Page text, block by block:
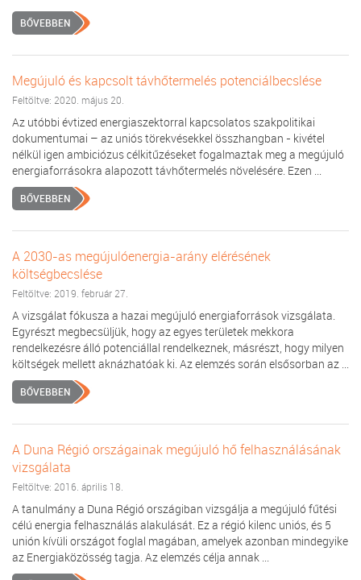
BŐVEBBEN
Megújuló és kapcsolt távhőtermelés potenciálbecslése
Feltöltve: 2020. május 20.
Az utóbbi évtized energiaszektorral kapcsolatos szakpolitikai
dokumentumai – az uniós törekvésekkel összhangban - kivétel
nélkül igen ambiciózus célkitűzéseket fogalmaztak meg a megújuló
energiaforrásokra alapozott távhőtermelés növelésére. Ezen ...
BŐVEBBEN
A 2030-as megújulóenergia-arány elérésének
költségbecslése
Feltöltve: 2019. február 27.
A vizsgálat fókusza a hazai megújuló energiaforrások vizsgálata.
Egyrészt megbecsüljük, hogy az egyes területek mekkora
rendelkezésre álló potenciállal rendelkeznek, másrészt, hogy milyen
költségek mellett aknázhatóak ki. Az elemzés során elsősorban az ...
BŐVEBBEN
A Duna Régió országainak megújuló hő felhasználásának
vizsgálata
Feltöltve: 2016. április 18.
A tanulmány a Duna Régió országiban vizsgálja a megújuló fűtési
célú energia felhasználás alakulását. Ez a régió kilenc uniós, és 5
unión kívüli országot foglal magában, amelyek azonban mindegyike
az Energiaközösség tagja. Az elemzés célja annak ...